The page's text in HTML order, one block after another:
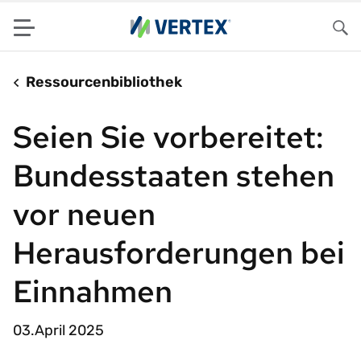
Menu
Ressourcenbibliothek
Seien Sie vorbereitet:
Bundesstaaten stehen
vor neuen
Herausforderungen bei
Einnahmen
03.April 2025